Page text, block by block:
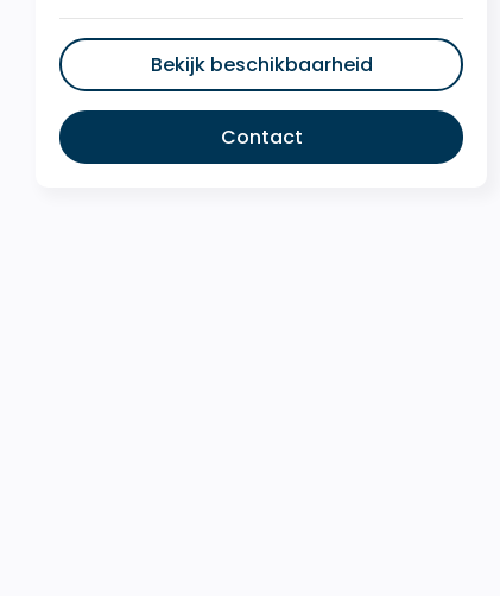
Bekijk beschikbaarheid
Contact